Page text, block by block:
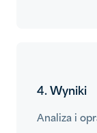
4. Wyniki
Analiza i